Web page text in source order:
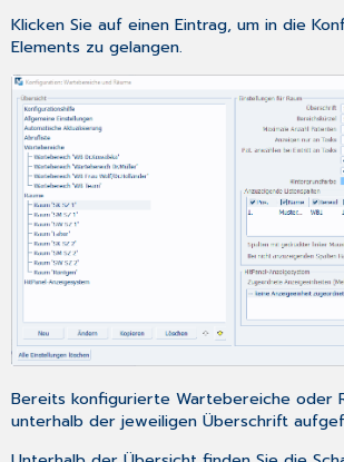
Klicken Sie auf einen Eintrag, um in die
Elements zu gelangen.
Bereits konfigurierte Wartebereiche oder
unterhalb der jeweiligen Überschrift